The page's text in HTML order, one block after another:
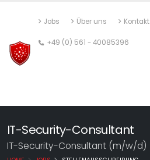
Jobs Über uns Kontakt
+49 (0) 561 - 40085396
IT-Security-Consultant
IT-Security-Consultant (m/w/d)